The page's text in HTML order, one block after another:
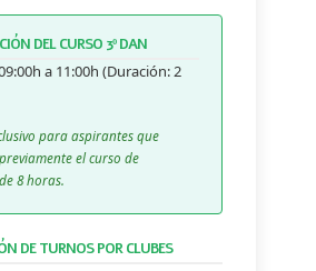
DEL CURSO 3º DAN
a 11:00h (Duración: 2
para aspirantes que
el curso de
8 horas.
DE TURNOS POR CLUBES